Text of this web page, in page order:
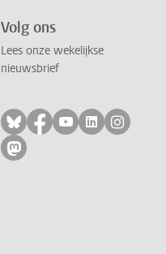
Volg ons
Lees onze wekelijkse
nieuwsbrief
Volg ons op bluesky
Volg ons op
Volg ons op
Volg ons
Volg
Volg ons op mastodon